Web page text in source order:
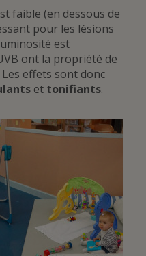
faible (en dessous de
pour les lésions
est
ont la propriété de
effets sont donc
et tonifiants.